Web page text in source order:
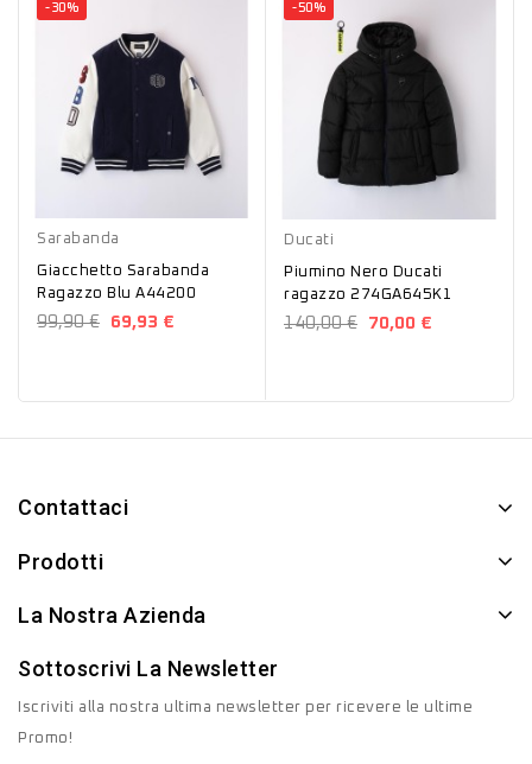
-30%
Sarabanda
Giacchetto Sarabanda
Ragazzo Blu A44200
99,90 € 69,93 €
-50%
Ducati
Piumino Nero Ducati
ragazzo 274GA645K1
140,00 € 70,00 €
Contattaci
Prodotti
La Nostra Azienda
Sottoscrivi La Newsletter
Iscriviti alla nostra ultima newsletter per ricevere le ultime
Promo!